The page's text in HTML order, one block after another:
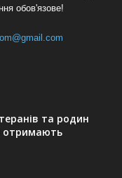
обов'язове!
та родин
отримають